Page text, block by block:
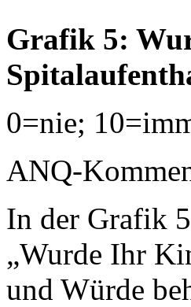
Grafik 5:
0=nie;
ANQ-
In der Grafik
„Wurde Ihr
und Würde